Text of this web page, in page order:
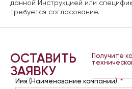
данной Инструкцией или
требуется согласование.
ОСТАВИТЬ
ЗАЯВКУ
Получите
Имя (Наименование компании)